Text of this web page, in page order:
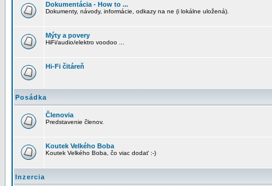
Dokumentácia - How to ...
Dokumenty, návody, informácie, odkazy na ne (i lokálne uložená).
Mýty a povery
HiFi/audio/elektro voodoo ...
Hi-Fi čitáreň
Posádka
Členovia
Predstavenie členov.
Koutek Velkého Boba
Koutek Velkého Boba, čo viac dodať :-)
Inzercia